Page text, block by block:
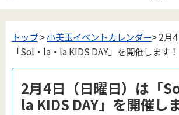
トップ>小美玉イベントカレンダー> 2月
「Sol・la・la KIDS DAY」を開催します！
2月4日（日曜日）は「
la KIDS DAY」を開催し